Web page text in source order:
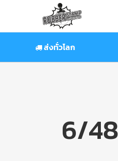
content
ส่งทั่วโลก
6/